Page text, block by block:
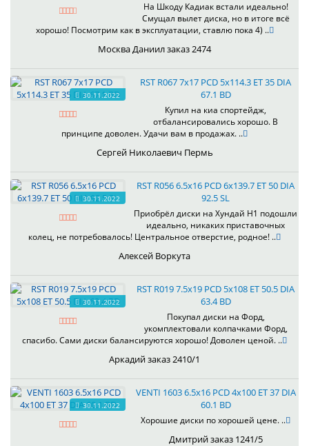
На Шкоду Кадиак встали идеально!
Смущал вылет диска, но в итоге всё
хорошо! Посмотрим как в эксплуатации, ставлю пока 4) ..
Москва Даниил заказ 2474
30.11.2022
RST R067 7x17 PCD 5x114.3 ET 35 DIA
67.1 BD
Купил на киа спортейдж,
отбалансировались хорошо. В
принципе доволен. Удачи вам в продажах. ..
Сергей Николаевич Пермь
30.11.2022
RST R056 6.5x16 PCD 6x139.7 ET 50 DIA
92.5 SL
Приобрёл диски на Хундай H1 подошли
идеально, никаких приставочных
колец, не потребовалось! Центральное отверстие, родное! ..
Алексей Воркута
30.11.2022
RST R019 7.5x19 PCD 5x108 ET 50.5 DIA
63.4 BD
Покупал диски на Форд,
укомплектовали колпачками Форд,
спасибо. Сами диски балансируются хорошо! Доволен ценой. ..
Аркадий заказ 2410/1
30.11.2022
VENTI 1603 6.5x16 PCD 4x100 ET 37 DIA
60.1 BD
Хорошие диски по хорошей цене. ..
Дмитрий заказ 1241/5